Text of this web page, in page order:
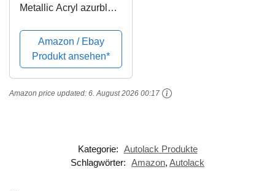
Metallic Acryl azurblau
Amazon / Ebay
Produkt ansehen*
Amazon price updated: 6. August 2026 00:17
Kategorie: Autolack Produkte
Schlagwörter: Amazon, Autolack